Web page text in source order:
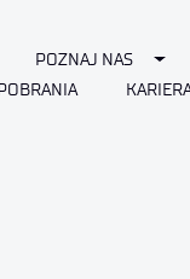
POZNAJ NAS